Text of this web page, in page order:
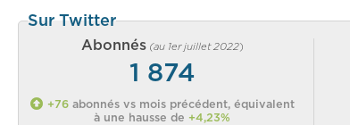
Sur Twitter
Abonnés (au 1er juillet 2022)
1 874
+76 abonnés vs mois précédent, équivalent
à une hausse de+4,23%